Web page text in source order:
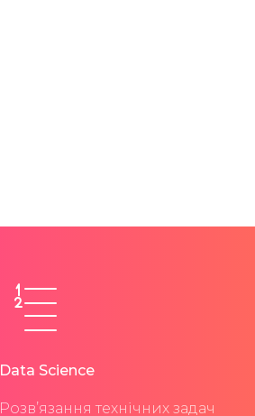
Data Science
Розв’язання технічних задач